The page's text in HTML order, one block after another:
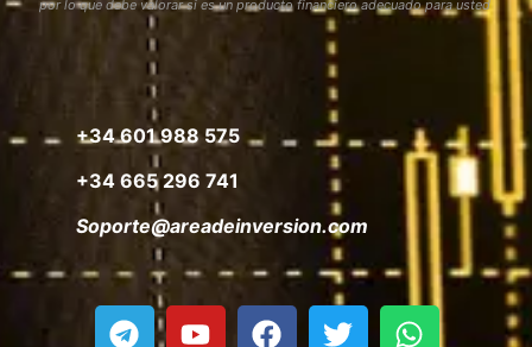
por lo que debe valorar si es un producto financiero adecuado para usted
+34 601 988 575
+34 665 296 741
Soporte@areadeinversion.com